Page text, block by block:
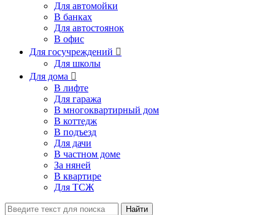
Для автомойки
В банках
Для автостоянок
В офис
Для госучреждений 
Для школы
Для дома 
В лифте
Для гаража
В многоквартирный дом
В коттедж
В подъезд
Для дачи
В частном доме
За няней
В квартире
Для ТСЖ
Найти